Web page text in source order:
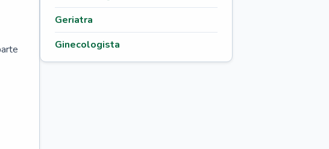
Geriatra
Ginecologista